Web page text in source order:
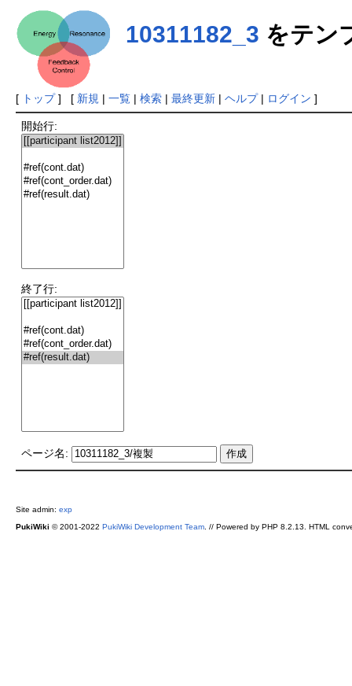
10311182_3 をテン
[ トップ] [ 新規 | 一覧| 検索| 最終更新| ヘルプ| ログイン ]
開始行:
終了行:
ページ名:
Site admin: exp
PukiWiki © 2001-2022 PukiWiki Development Team. // Powered by PHP 8.2.13. HTML